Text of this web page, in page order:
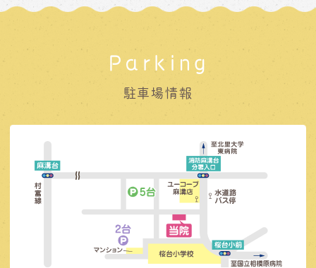
Parking
駐車場情報